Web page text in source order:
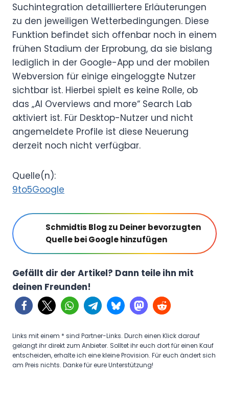
Suchintegration detailliertere Erläuterungen
zu den jeweiligen Wetterbedingungen. Diese
Funktion befindet sich offenbar noch in einem
frühen Stadium der Erprobung, da sie bislang
lediglich in der Google-App und der mobilen
Webversion für einige eingeloggte Nutzer
sichtbar ist. Hierbei spielt es keine Rolle, ob
das „AI Overviews and more“ Search Lab
aktiviert ist. Für Desktop-Nutzer und nicht
angemeldete Profile ist diese Neuerung
derzeit noch nicht verfügbar.
Quelle(n):
9to5Google
Schmidtis Blog zu Deiner bevorzugten
Quelle bei Google hinzufügen
Gefällt dir der Artikel? Dann teile ihn mit
deinen Freunden!
Links mit einem * sind Partner-Links. Durch einen Klick darauf
gelangt ihr direkt zum Anbieter. Solltet ihr euch dort für einen Kauf
entscheiden, erhalte ich eine kleine Provision. Für euch ändert sich
am Preis nichts. Danke für eure Unterstützung!